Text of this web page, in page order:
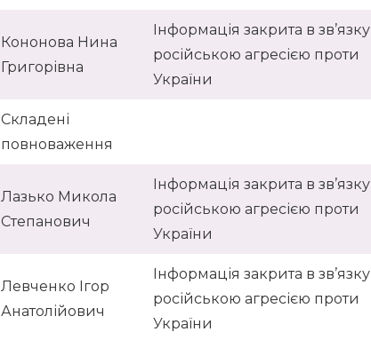
Кононова Нина
Григорівна
Інформація закрита в зв’язку
російською агресією проти
України
Складені
повноваження
Лазько Микола
Степанович
Інформація закрита в зв’язку
російською агресією проти
України
Левченко Ігор
Анатолійович
Інформація закрита в зв’язку
російською агресією проти
України